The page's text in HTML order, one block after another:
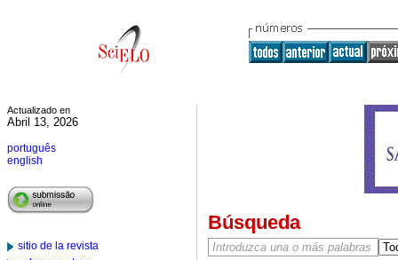
Actualizado en
Abril 13, 2026
português
english
sitio de la revista
Búsqueda